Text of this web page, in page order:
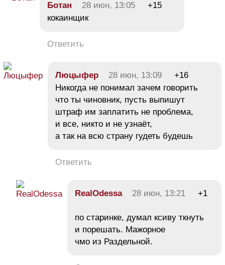
Ботан 28 июн, 13:05
+15
кокаинщик
Ответить
Люцыфер 28 июн, 13:09
+16
Никогда не понимал зачем говорить
что ты чиновник, пусть выпишут
штраф им заплатить не проблема,
и все, никто и не узнаёт,
а так на всю страну гудеть будешь
Ответить
RealOdessa 28 июн, 13:21 +1
по старинке, думал ксиву ткнуть
и порешать. Мажорное
чмо из Раздельной.